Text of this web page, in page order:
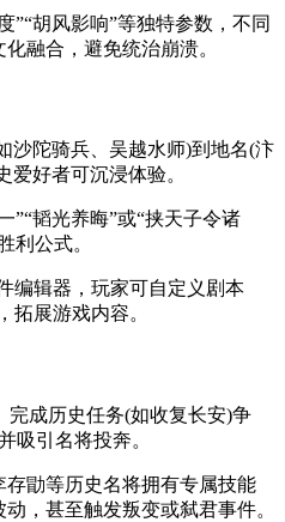
”“胡风影响”等独特参数，不同
融合，避免统治崩溃。
沙陀骑兵、吴越水师)到地名(汴
爱好者可沉浸体验。
”“韬光养晦”或“挟天子令诸
利公式。
编辑器，玩家可自定义剧本
拓展游戏内容。
完成历史任务(如收复长安)争
吸引名将投奔。
勖等历史名将拥有专属技能
，甚至触发叛变或弑君事件。